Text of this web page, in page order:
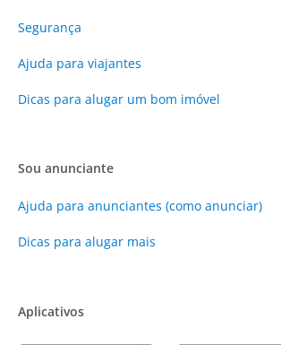
Segurança
Ajuda para viajantes
Dicas para alugar um bom imóvel
Sou anunciante
Ajuda para anunciantes (como anunciar)
Dicas para alugar mais
Aplicativos